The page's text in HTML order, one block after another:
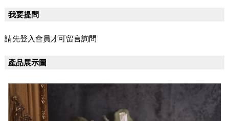
我要提問
請先登入會員才可留言詢問
產品展示圖